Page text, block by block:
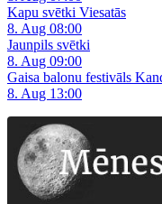
Kapu svētki Viesatās
8. Aug 08:00
Jaunpils svētki
8. Aug 09:00
Gaisa balonu festivāls
8. Aug 13:00